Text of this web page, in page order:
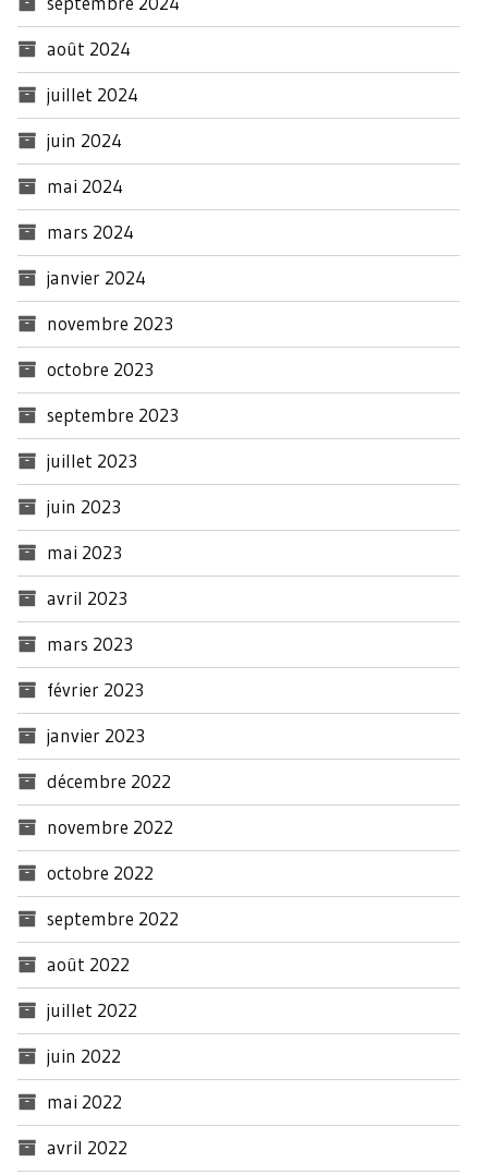
août 2024
juillet 2024
juin 2024
mai 2024
mars 2024
janvier 2024
novembre 2023
octobre 2023
septembre 2023
juillet 2023
juin 2023
mai 2023
avril 2023
mars 2023
février 2023
janvier 2023
décembre 2022
novembre 2022
octobre 2022
septembre 2022
août 2022
juillet 2022
juin 2022
mai 2022
avril 2022